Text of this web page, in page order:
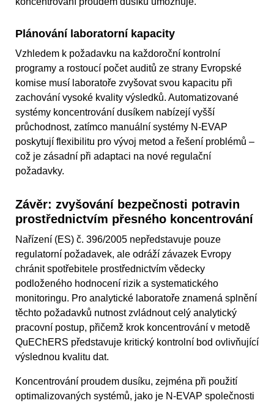
Plánování laboratorní kapacity
Vzhledem k požadavku na každoroční kontrolní
programy a rostoucí počet auditů ze strany Evropské
komise musí laboratoře zvyšovat svou kapacitu při
zachování vysoké kvality výsledků. Automatizované
systémy koncentrování dusíkem nabízejí vyšší
průchodnost, zatímco manuální systémy N-EVAP
poskytují flexibilitu pro vývoj metod a řešení problémů –
což je zásadní při adaptaci na nové regulační
požadavky.
Závěr: zvyšování bezpečnosti potravin
prostřednictvím přesného koncentrování
Nařízení (ES) č. 396/2005 nepředstavuje pouze
regulatorní požadavek, ale odráží závazek Evropy
chránit spotřebitele prostřednictvím vědecky
podloženého hodnocení rizik a systematického
monitoringu. Pro analytické laboratoře znamená splnění
těchto požadavků nutnost zvládnout celý analytický
pracovní postup, přičemž krok koncentrování v metodě
QuEChERS představuje kritický kontrolní bod ovlivňující
výslednou kvalitu dat.
Koncentrování proudem dusíku, zejména při použití
optimalizovaných systémů, jako je N-EVAP společnosti